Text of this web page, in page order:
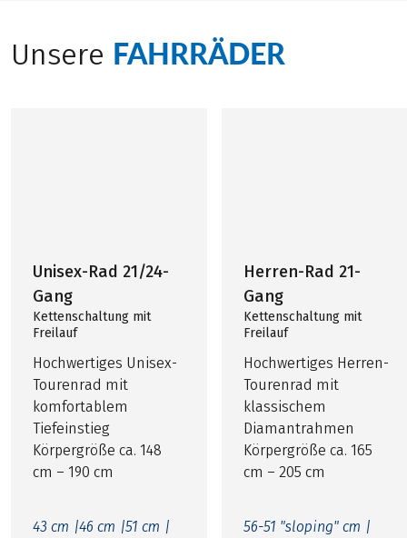
Unsere FAHRRÄDER
Unisex-Rad 21/24-
Gang
Kettenschaltung mit
Freilauf
Hochwertiges Unisex-
Tourenrad mit
komfortablem
Tiefeinstieg
Körpergröße ca. 148
cm – 190 cm
43 cm |46 cm |51 cm |
Herren-Rad 21-
Gang
Kettenschaltung mit
Freilauf
Hochwertiges Herren-
Tourenrad mit
klassischem
Diamantrahmen
Körpergröße ca. 165
cm – 205 cm
56-51 "sloping" cm |